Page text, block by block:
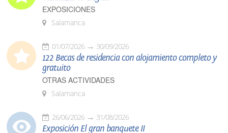
EXPOSICIONES
Salamanca
01/07/2026 30/09/2026
122 Becas de residencia con alojamiento completo y
gratuito
OTRAS ACTIVIDADES
Salamanca
26/06/2026 31/08/2026
Exposición El gran banquete II